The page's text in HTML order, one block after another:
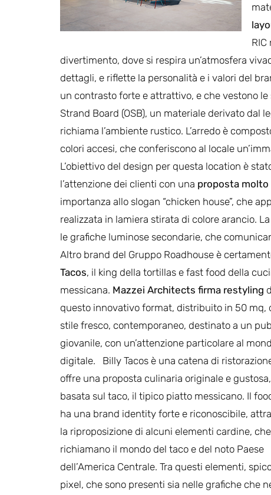
divertimento, dove si respira un’atmosfera
dettagli, e riflette la personalità e i valori del
un contrasto forte e attrattivo, e che vestono le
Strand Board (OSB), un materiale derivato dal
richiama l’ambiente rustico. L’arredo è
colori accesi, che conferiscono al locale
L’obiettivo del design per questa location è
l’attenzione dei clienti con una proposta molto
importanza allo slogan “chicken house”, che
realizzata in lamiera stirata di colore arancio.
le grafiche luminose secondarie, che
Altro brand del Gruppo Roadhouse è
Tacos, il king della tortillas e fast food della
messicana. Mazzei Architects firma restyling
questo innovativo format, distribuito in 50 mq,
stile fresco, contemporaneo, destinato a un
giovanile, con un’attenzione particolare al
digitale. Billy Tacos è una catena di
offre una proposta culinaria originale e gustosa,
basata sul taco, il tipico piatto messicano. Il
ha una brand identity forte e riconoscibile,
la riproposizione di alcuni elementi cardine, che
richiamano il mondo del taco e del noto Paese
dell’America Centrale. Tra questi elementi,
pixel, che sono presenti sia nelle grafiche che